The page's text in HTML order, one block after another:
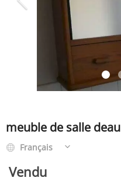
ÉVÉNEMENT
BILLET & COVOIT'
Français
meuble de salle deau
Français
Vendu